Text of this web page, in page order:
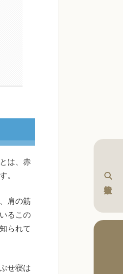
は、赤
。
肩の筋
るこの
られて
せ寝は